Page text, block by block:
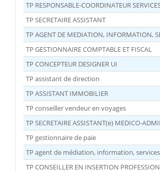
TP RESPONSABLE-COORDINATEUR
TP SECRETAIRE ASSISTANT
TP AGENT DE MEDIATION, INFORMATION,
TP GESTIONNAIRE COMPTABLE ET FISCAL
TP CONCEPTEUR DESIGNER UI
TP assistant de direction
TP ASSISTANT IMMOBILIER
TP conseiller vendeur en voyages
TP SECRETAIRE ASSISTANT(e) MEDICO-
TP gestionnaire de paie
TP agent de médiation, information, services
TP CONSEILLER EN INSERTION